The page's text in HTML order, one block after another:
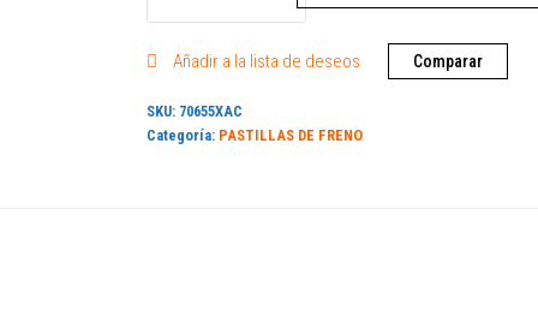
Añadir a la lista de deseos Comparar
SKU: 70655XAC
Categoría: PASTILLAS DE FRENO